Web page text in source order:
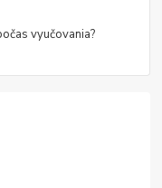
vyučovania?